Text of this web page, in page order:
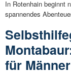
In Rotenhain beginnt
spannendes
für